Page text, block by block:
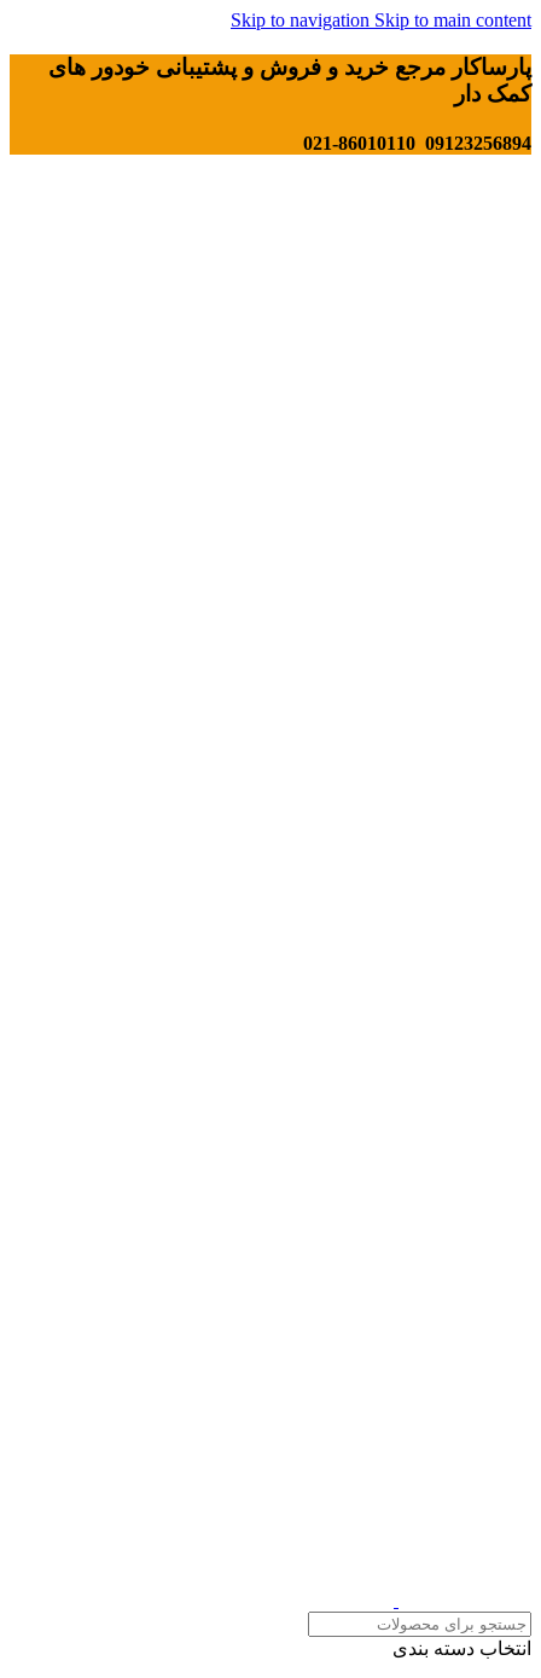
Skip to navigation Skip to main content
پارساکار مرجع خرید و فروش و پشتیبانی خودور های
کمک دار
09123256894 021-86010110
انتخاب دسته بندی